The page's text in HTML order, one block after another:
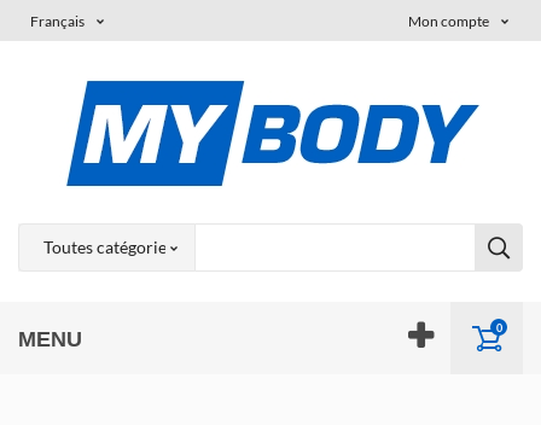
Mon compte
Français
MENU 0